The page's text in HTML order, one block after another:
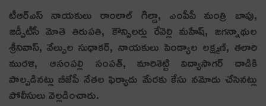
టీఆర్ఎస్ నాయ‌కులు రాంలాల్ గిల్డా, ఎంపీపీ మంత్రి బాపు,
జ‌డ్పీటీసీ మోతె తిరుప‌తి, కౌన్సిల‌ర్లు రేవెల్లి మ‌హేష్‌, జ‌గ‌న్నాథుల
శ్రీ‌నివాస్‌, వేల్పుల సుధాక‌ర్‌, నాయ‌కులు పెండ్యాల ల‌క్ష్మ‌ణ్‌, త‌లారి
ముర‌ళి, ఆసంప‌ల్లి సంప‌త్‌, మారిశెట్టి విద్యాసాగ‌ర్ దాడికి
పాల్ప‌డిన‌ట్లు బీజేపీ నేత‌ల ఫిర్యాదు మేర‌కు కేసు న‌మోదు చేసిన‌ట్లు
పోలీసులు వెల్ల‌డించారు.